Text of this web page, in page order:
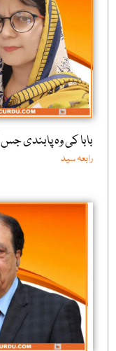
بابا کی وہ پابندی
رابعہ سید